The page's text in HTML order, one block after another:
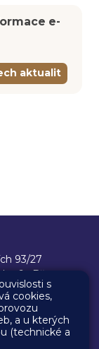
e-
aktualit
93/27
6 - Břevnov
biskupa
147
s
cookies,
a u kterých
(technické a